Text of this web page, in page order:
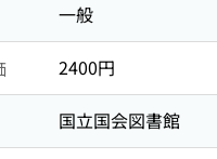
一般
2400円
国立国会図書館